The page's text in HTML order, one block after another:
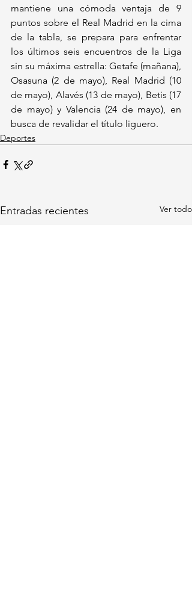
mantiene una cómoda ventaja de 9
puntos sobre el Real Madrid en la cima
de la tabla, se prepara para enfrentar
los últimos seis encuentros de la Liga
sin su máxima estrella: Getafe (mañana),
Osasuna (2 de mayo), Real Madrid (10
de mayo), Alavés (13 de mayo), Betis (17
de mayo) y Valencia (24 de mayo), en
busca de revalidar el título liguero.
Deportes
Entradas recientes Ver todo